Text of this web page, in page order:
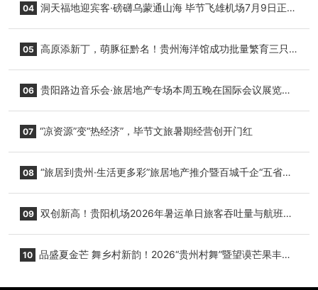
04 洞天福地迎宾客·磅礴乌蒙通山海 毕节飞雄机场7月9日正式
05 高原添新丁，萌豚征黔名！贵州海洋馆成功批量繁育三只
06 贵阳路边音乐会·旅居地产专场本周五晚在国际会议展览中
07 “凉资源”变“热经济”，毕节文旅暑期经营创开门红
08 “旅居到贵州·生活更多彩”旅居地产推介暨百城千企“五省
09 双创新高！贵阳机场2026年暑运单日旅客吞吐量与航班起
10 品盛夏金芒 舞乡村新韵！2026“贵州村舞”暨望谟芒果丰收